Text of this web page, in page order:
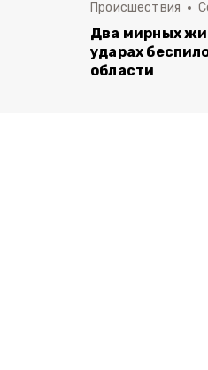
Происшествия
Два мирных
ударах
области